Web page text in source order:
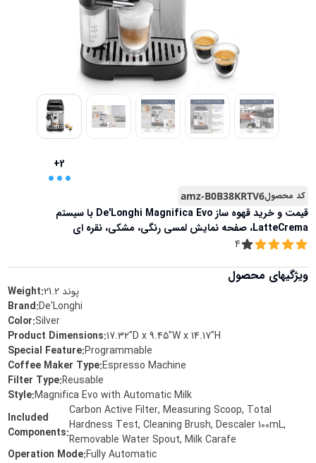
+2
...
کد محصولamz-B0B38KRTV6
قیمت و خرید
قهوه ساز De'Longhi Magnifica Evo با سیستم
LatteCrema، صفحه نمایش لمسی رنگی، مشکی، نقره ای
4
ویژگیهای محصول
Weight:21.2 پوند
Brand:De'Longhi
Color:Silver
Product Dimensions:17.32"D x 9.45"W x 14.17"H
Special Feature:Programmable
Coffee Maker Type:Espresso Machine
Filter Type:Reusable
Style:Magnifica Evo with Automatic Milk
Included
Components:
Carbon Active Filter, Measuring Scoop, Total
Hardness Test, Cleaning Brush, Descaler 100mL,
Removable Water Spout, Milk Carafe
Operation Mode:Fully Automatic